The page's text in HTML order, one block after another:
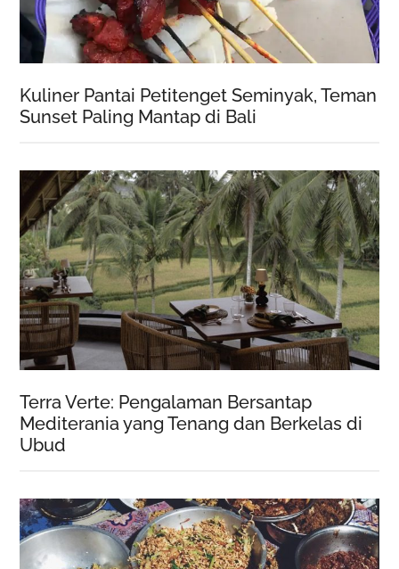
Kuliner Pantai Petitenget Seminyak, Teman
Sunset Paling Mantap di Bali
Terra Verte: Pengalaman Bersantap
Mediterania yang Tenang dan Berkelas di
Ubud